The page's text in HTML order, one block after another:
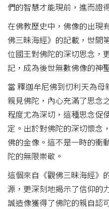
們的智慧才能現前，進而證
在佛教歷史中，佛像的出現
佛三昧海經》的記載，世間
位國王對佛陀的深切思念，
記，成為後世無數佛像的神
當 釋迦牟尼佛到忉利天為
親見佛陀，內心充滿了思念
程度尤為深切，這種思念促
定。出於對佛陀的深切懷念
佛的金像。這不是一時的衝
陀的無限崇敬。
這個來自《觀佛三昧海經》
源，更深刻地揭示了信仰的
誠造像獲得了佛陀的親自認